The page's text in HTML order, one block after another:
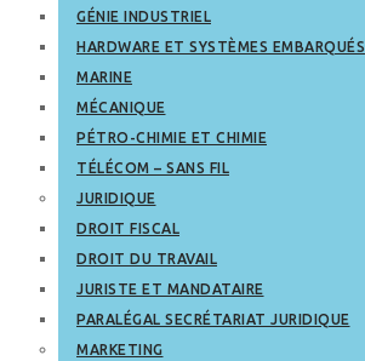
GÉNIE INDUSTRIEL
HARDWARE ET SYSTÈMES EMBARQUÉS
MARINE
MÉCANIQUE
PÉTRO-CHIMIE ET CHIMIE
TÉLÉCOM – SANS FIL
JURIDIQUE
DROIT FISCAL
DROIT DU TRAVAIL
JURISTE ET MANDATAIRE
PARALÉGAL SECRÉTARIAT JURIDIQUE
MARKETING